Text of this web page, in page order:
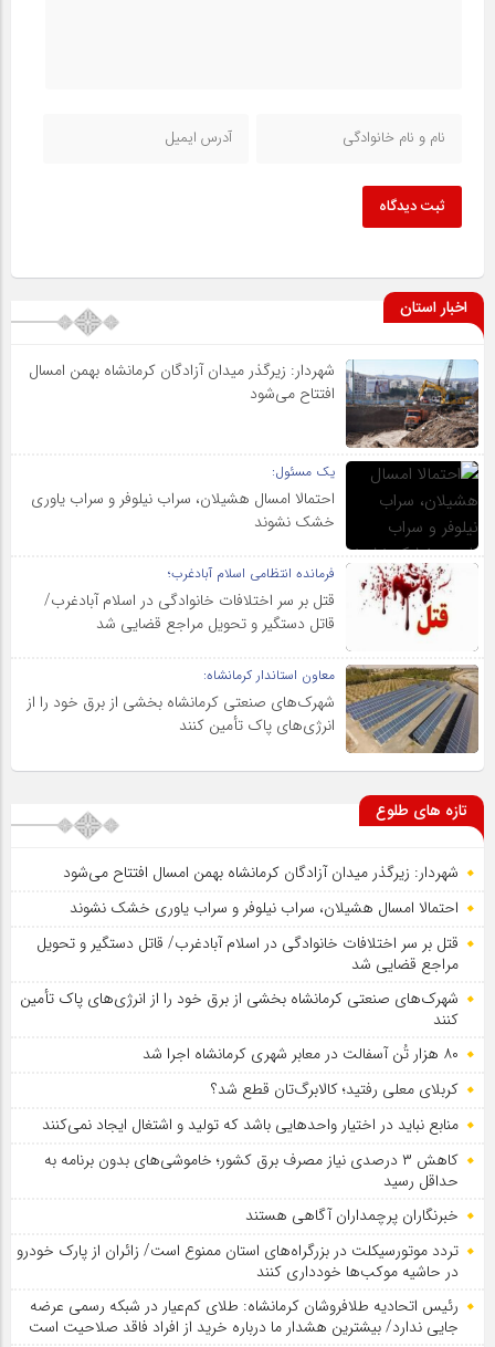
ثبت دیدگاه
اخبار استان
شهردار: زیرگذر میدان آزادگان کرمانشاه بهمن امسال
افتتاح می‌شود
یک مسئول:
احتمالا امسال هشیلان، سراب نیلوفر و سراب یاوری
خشک نشوند
فرمانده انتظامی اسلام آبادغرب؛
قتل بر سر اختلافات خانوادگی در اسلام آبادغرب/
قاتل دستگیر و تحویل مراجع قضایی شد
معاون استاندار کرمانشاه:
شهرک‌های صنعتی کرمانشاه بخشی از برق خود را از
انرژی‌های پاک تأمین کنند
تازه های طلوع
شهردار: زیرگذر میدان آزادگان کرمانشاه بهمن امسال افتتاح می‌شود
احتمالا امسال هشیلان، سراب نیلوفر و سراب یاوری خشک نشوند
قتل بر سر اختلافات خانوادگی در اسلام آبادغرب/ قاتل دستگیر و تحویل
مراجع قضایی شد
شهرک‌های صنعتی کرمانشاه بخشی از برق خود را از انرژی‌های پاک تأمین
کنند
۸۰ هزار تُن آسفالت در معابر شهری کرمانشاه اجرا شد
کربلای معلی رفتید؛ کالابرگ‌تان قطع شد؟
منابع نباید در اختیار واحدهایی باشد که تولید و اشتغال ایجاد نمی‌کنند
کاهش ۳ درصدی نیاز مصرف برق کشور؛ خاموشی‌های بدون برنامه به
حداقل رسید
خبرنگاران پرچمداران آگاهی هستند
تردد موتورسیکلت در بزرگراه‌های استان ممنوع است/ زائران از پارک خودرو
در حاشیه موکب‌ها خودداری کنند
رئیس اتحادیه طلافروشان کرمانشاه: طلای کم‌عیار در شبکه رسمی عرضه
جایی ندارد/ بیشترین هشدار ما درباره خرید از افراد فاقد صلاحیت است